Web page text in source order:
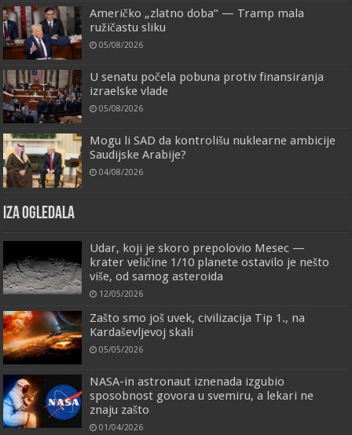
Američko „zlatno doba“ — Tramp mala
ružičastu sliku
05/08/2026
U senatu počela pobuna protiv finansiranja
izraelske vlade
05/08/2026
Mogu li SAD da kontrolišu nuklearne ambicije
Saudijske Arabije?
04/08/2026
IZA OGLEDALA
Udar, koji je skoro prepolovio Mesec —
krater veličine 1/10 planete ostavilo je nešto
više, od samog asteroida
12/05/2026
Zašto smo još uvek, civilizacija Tip 1., na
Kardaševljevoj skali
05/05/2026
NASA-in astronaut iznenada izgubio
sposobnost govora u svemiru, a lekari ne
znaju zašto
01/04/2026